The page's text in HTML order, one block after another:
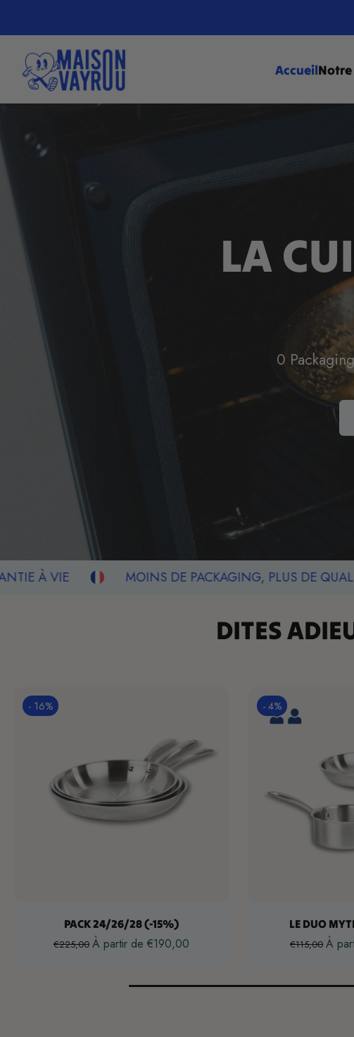
AccueilNotre
LA
0
MOINS DE PACKAGING, PLUS DE QUALITÉ
DITES
- 16%
PACK 24/26/28 (-15%)
€225,00 À partir de €190,00
- 4%
LE DUO
€115,00 À